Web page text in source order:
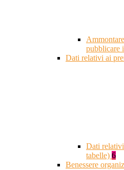
pubblicare
Dati relativi ai
Dati
tabelle) 6
Benessere